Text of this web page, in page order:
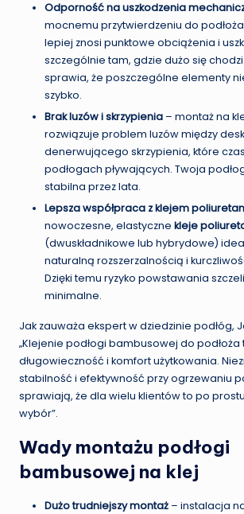
Odporność na uszkodzenia
mocnemu przytwierdzeniu do
lepiej znosi punktowe obciążenia i
szczególnie tam, gdzie dużo się
sprawia, że poszczególne elementy
szybko.
Brak luzów i skrzypienia – montaż na
rozwiązuje problem luzów między
denerwującego skrzypienia, które
podłogach pływających. Twoja
stabilna przez lata.
Lepsza współpraca z klejem
nowoczesne, elastyczne kleje
(dwuskładnikowe lub hybrydowe)
naturalną rozszerzalnością i
Dzięki temu ryzyko powstawania
minimalne.
Jak zauważa ekspert w dziedzinie podłóg,
„Klejenie podłogi bambusowej do
długowieczność i komfort użytkowania.
stabilność i efektywność przy ogrzewaniu
sprawiają, że dla wielu klientów to po
wybór”.
Wady montażu podłogi
bambusowej na klej
Dużo trudniejszy montaż – instalacja